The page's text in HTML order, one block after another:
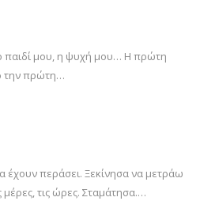
παιδί μου, η ψυχή μου… Η πρώτη
την πρώτη…
έχουν περάσει. Ξεκίνησα να μετράω
μέρες, τις ώρες. Σταμάτησα.…